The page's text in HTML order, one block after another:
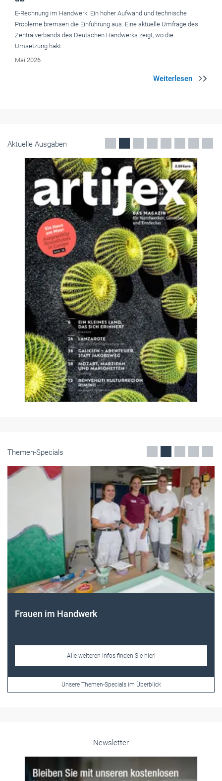
E-Rechnung im Handwerk: Ein hoher Aufwand und technische
Probleme bremsen die Einführung aus. Eine aktuelle Umfrage des
Zentralverbands des Deutschen Handwerks zeigt, wo die
Umsetzung hakt.
Mai 2026
Aktuelle Ausgaben
Themen-Specials
Frauen im Handwerk
Alle weiteren Infos finden Sie hier!
Unsere Themen-Specials im Überblick
Newsletter